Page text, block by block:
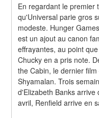
En regardant le premier
qu'Universal parie gros
modeste. Hunger
est un ajout au canon
effrayantes, au point
Chucky en a pris note.
the Cabin, le dernier
Shyamalan. Trois
d'Elizabeth Banks arrive
avril, Renfield arrive en